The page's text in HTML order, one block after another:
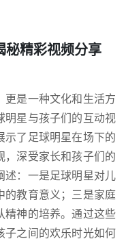
秘精彩视频分享
是一种文化和生活方
明星与孩子们的互动视
了足球明星在场下的
深受家长和孩子们的
：一是足球明星对儿
教育意义；三是家庭
精神的培养。通过这些
子之间的欢乐时光如何